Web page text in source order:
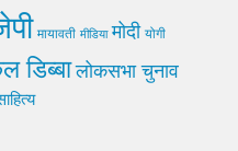
मायावती मीडिया मोदी योगी
डिब्बा लोकसभा चुनाव